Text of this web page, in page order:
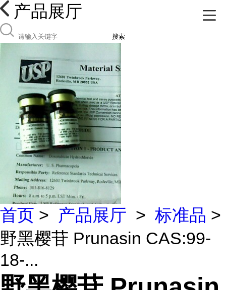
产品展厅
搜索
首页 > 产品展厅 > 标准品 >
野黑樱苷 Prunasin CAS:99-
18-...